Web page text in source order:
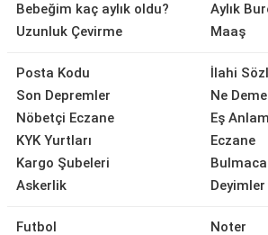
Bebeğim kaç aylık oldu?
Uzunluk Çevirme
Aylık
Maaş
Posta Kodu
Son Depremler
Nöbetçi Eczane
KYK Yurtları
Kargo Şubeleri
Askerlik
İlahi
Ne
Eş
Eczane
Bulmaca
Futbol
Noter